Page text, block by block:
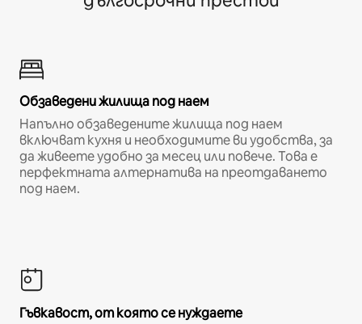
Обзаведени жилища под наем
Напълно обзаведените жилища под наем
включват кухня и необходимите ви удобства, за
да живеете удобно за месец или повече. Това е
перфектната алтернатива на преотдаването
под наем.
Гъвкавост, от която се нуждаете